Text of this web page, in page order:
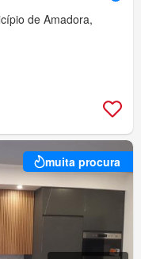
de Amadora,
muita procura